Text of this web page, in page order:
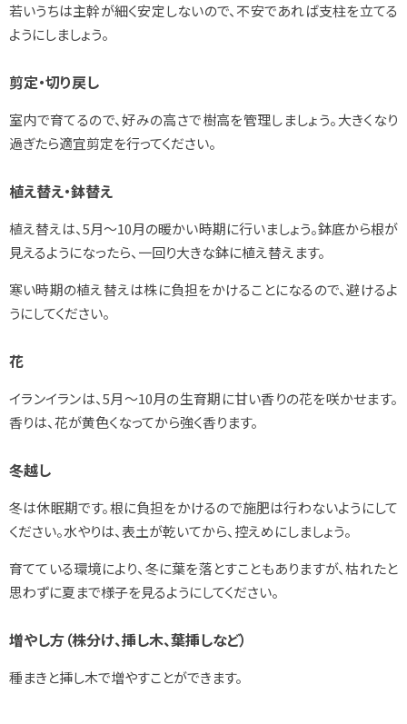
若いうちは主幹が細く安定しないので、不安であれば支柱を立てる
ようにしましょう。
剪定・切り戻し
室内で育てるので、好みの高さで樹高を管理しましょう。大きくなり
過ぎたら適宜剪定を行ってください。
植え替え・鉢替え
植え替えは、5月～10月の暖かい時期に行いましょう。鉢底から根が
見えるようになったら、一回り大きな鉢に植え替えます。
寒い時期の植え替えは株に負担をかけることになるので、避けるよ
うにしてください。
花
イランイランは、5月～10月の生育期に甘い香りの花を咲かせます。
香りは、花が黄色くなってから強く香ります。
冬越し
冬は休眠期です。根に負担をかけるので施肥は行わないようにして
ください。水やりは、表土が乾いてから、控えめにしましょう。
育てている環境により、冬に葉を落とすこともありますが、枯れたと
思わずに夏まで様子を見るようにしてください。
増やし方（株分け、挿し木、葉挿しなど）
種まきと挿し木で増やすことができます。